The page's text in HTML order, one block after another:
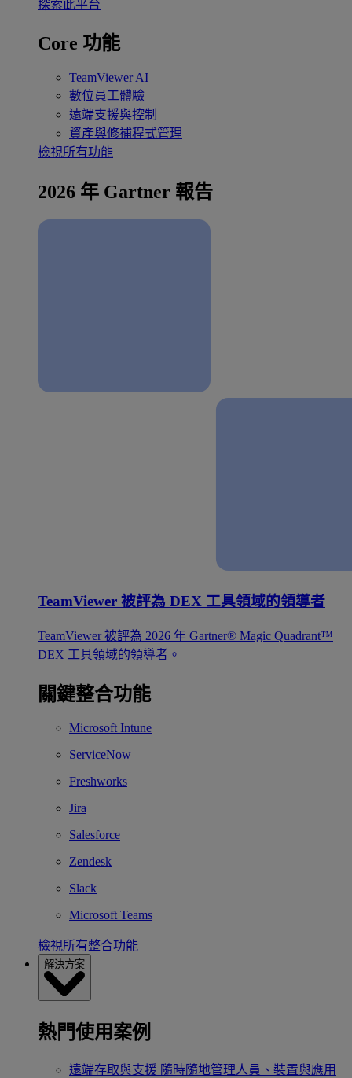
探索此平台
Core 功能
TeamViewer AI
數位員工體驗
遠端支援與控制
資產與修補程式管理
檢視所有功能
2026 年 Gartner 報告
TeamViewer 被評為 DEX 工具領域的領導者
TeamViewer 被評為 2026 年 Gartner® Magic Quadrant™
DEX 工具領域的領導者。
關鍵整合功能
Microsoft Intune
ServiceNow
Freshworks
Jira
Salesforce
Zendesk
Slack
Microsoft Teams
檢視所有整合功能
解決方案
熱門使用案例
遠端存取與支援 隨時隨地管理人員、裝置與應用